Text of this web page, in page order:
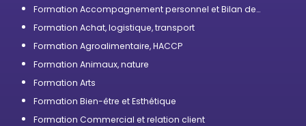
Formation Accompagnement personnel et Bilan de
Formation Achat, logistique, transport
Formation Agroalimentaire, HACCP
Formation Animaux, nature
Formation Arts
Formation Bien-être et Esthétique
Formation Commercial et relation client